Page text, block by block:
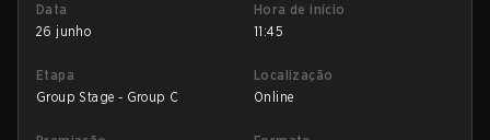
Data
26 junho
Hora de início
11:45
Etapa
Group Stage - Group C
Localização
Online